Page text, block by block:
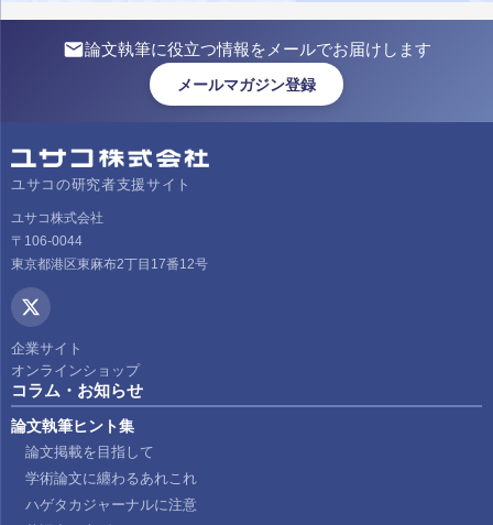
論文執筆に役立つ情報をメールでお届けします
メールマガジン登録
ユサコの研究者支援サイト
ユサコ株式会社
〒106-0044
東京都港区東麻布2丁目17番12号
企業サイト
オンラインショップ
コラム・お知らせ
論文執筆ヒント集
論文掲載を目指して
学術論文に纏わるあれこれ
ハゲタカジャーナルに注意